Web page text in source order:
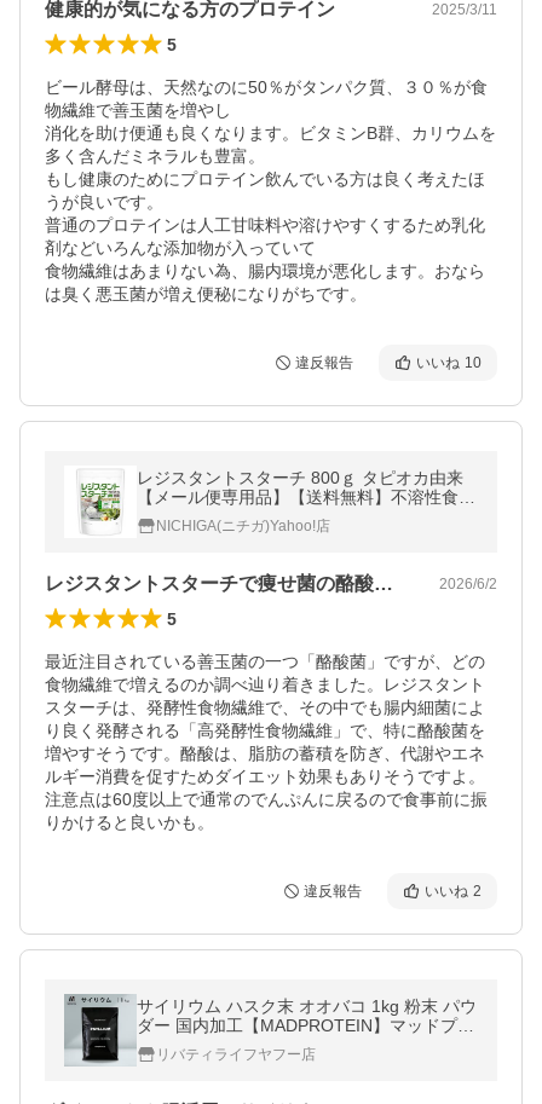
健康的が気になる方のプロテイン 2025/3/11
5
ビール酵母は、天然なのに50％がタンパク質、３０％が食
物繊維で善玉菌を増やし
消化を助け便通も良くなります。ビタミンB群、カリウムを
多く含んだミネラルも豊富。
もし健康のためにプロテイン飲んでいる方は良く考えたほ
うが良いです。
普通のプロテインは人工甘味料や溶けやすくするため乳化
剤などいろんな添加物が入っていて
食物繊維はあまりない為、腸内環境が悪化します。おなら
は臭く悪玉菌が増え便秘になりがちです。
違反報告 いいね 10
レジスタントスターチ 800ｇ タピオカ由来
【メール便専用品】【送料無料】不溶性食物
繊維 食物繊維豊富 難消化性でんぷん [01] NI
CHIGA(ニチガ)
NICHIGA(ニチガ)Yahoo!店
レジスタントスターチで痩せ菌の酪酸菌増加 2026/6/2
5
最近注目されている善玉菌の一つ「酪酸菌」ですが、どの
食物繊維で増えるのか調べ辿り着きました。レジスタント
スターチは、発酵性食物繊維で、その中でも腸内細菌によ
り良く発酵される「高発酵性食物繊維」で、特に酪酸菌を
増やすそうです。酪酸は、脂肪の蓄積を防ぎ、代謝やエネ
ルギー消費を促すためダイエット効果もありそうですよ。
注意点は60度以上で通常のでんぷんに戻るので食事前に振
りかけると良いかも。
違反報告 いいね 2
サイリウム ハスク末 オオバコ 1kg 粉末 パウ
ダー 国内加工【MADPROTEIN】マッドプロ
テインリバティライフヤフー店